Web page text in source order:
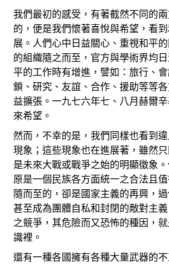
我們最初的感受，有著截然不同的
的，便是我們懷著喜悅與希望，看
展。人們心中日益關心、重視和平
的組織隨之而至，官方與學術界均
平的工作時有增進，譬如：旅行、
鎖、研究、友誼、合作、援助等等
益擴張。一九七六年七、八月赫爾
來希望。
然而，不幸的是，我們同樣也看到
現象；這些現象也在進展著，雖然
是未來大戰或戰爭之始的明顯徵象
原是一個民族各方面統一之合法且
隨而至的，卻是國家主義的再興，
甚至成為團體自私和封閉的敵對主
之競爭，其危險而又恐怖的種因，
識裡。
還有一種各國擁有各種大量武器的